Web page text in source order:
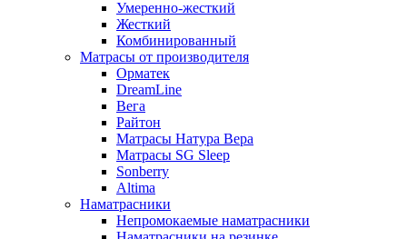
Умеренно-жесткий
Жесткий
Комбинированный
Матрасы от производителя
Орматек
DreamLine
Вега
Райтон
Матрасы Натура Вера
Матрасы SG Sleep
Sonberry
Altima
Наматрасники
Непромокаемые наматрасники